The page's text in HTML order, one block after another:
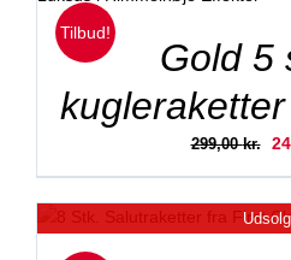
Tilbud!
Gold 5
299,00kr.